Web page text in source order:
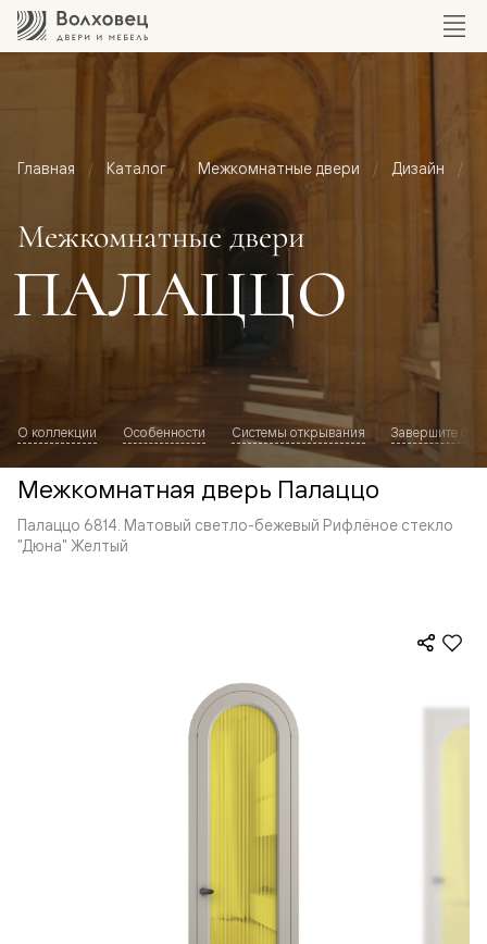
Главная Каталог Межкомнатные двери Дизайн
Межкомнатные двери
ПАЛАЦЦО
О коллекции Особенности Системы открывания Завершите
Межкомнатная дверь Палаццо
Палаццо 6814. Матовый светло-бежевый Рифлёное стекло
"Дюна" Желтый